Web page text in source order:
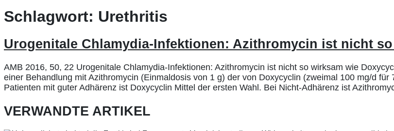
Schlagwort: Urethritis
Urogenitale Chlamydia-Infektionen: Azithromycin ist nicht
AMB 2016, 50, 22 Urogenitale Chlamydia-Infektionen: Azithromycin ist nicht so wirksam wie
einer Behandlung mit Azithromycin (Einmaldosis von 1 g) der von Doxycyclin (zweimal 100 mg/d
Patienten mit guter Adhärenz ist Doxycyclin Mittel der ersten Wahl. Bei Nicht-Adhärenz ist
VERWANDTE ARTIKEL